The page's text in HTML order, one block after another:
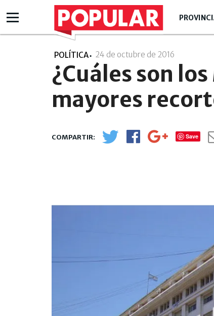
POLÍTICA 24 de octubre de 2016
¿Cuáles son
mayores
Save